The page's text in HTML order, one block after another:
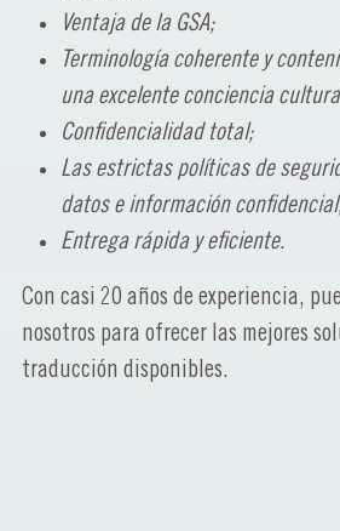
Ventaja de la GSA;
Terminología coherente y
una excelente conciencia
Confidencialidad total;
Las estrictas políticas de
datos e información
Entrega rápida y eficiente.
Con casi 20 años de experiencia,
nosotros para ofrecer las mejores
traducción disponibles.